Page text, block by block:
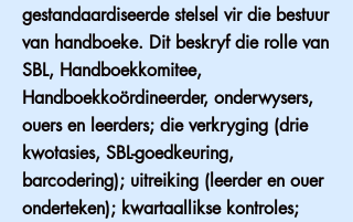
gestandaardiseerde stelsel vir die bestuur
van handboeke. Dit beskryf die rolle van
SBL, Handboekkomitee,
Handboekkoördineerder, onderwysers,
ouers en leerders; die verkryging (drie
kwotasies, SBL-goedkeuring,
barcodering); uitreiking (leerder en ouer
onderteken); kwartaallikse kontroles;